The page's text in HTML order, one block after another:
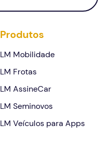
Produtos
LM Mobilidade
LM Frotas
LM AssineCar
LM Veículos para Apps
LM Seminovos